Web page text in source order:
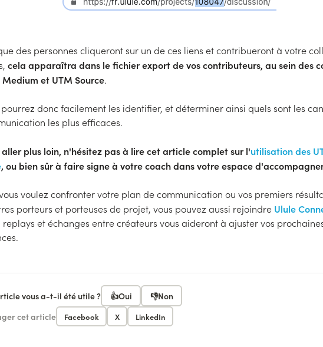
des personnes cliqueront sur un de ces liens et contribueront à votre
cela apparaîtra dans le fichier export de vos contributeurs, au sein des
Medium et UTM Source.
pourrez donc facilement les identifier, et déterminer ainsi quels sont les
les plus efficaces.
aller plus loin, n'hésitez pas à lire cet article complet sur l'utilisation des
, ou bien sûr à faire signe à votre coach dans votre espace
voulez confronter votre plan de communication ou vos premiers
porteurs et porteuses de projet, vous pouvez aussi rejoindre Ulule
replays et échanges entre créateurs vous aideront à ajuster vos
vous a-t-il été utile ? 👍Oui 👎Non
cet article
Facebook X LinkedIn